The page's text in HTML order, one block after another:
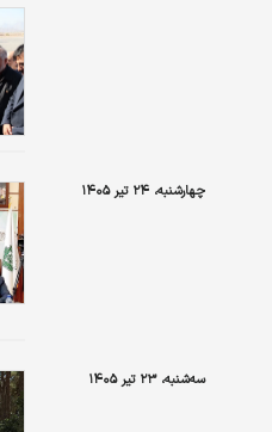
چهارشنبه، ۲۴ تیر ۱۴۰۵
سه‌شنبه، ۲۳ تیر ۱۴۰۵